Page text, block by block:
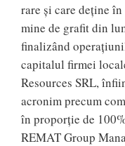
rare şi care deţine
mine de grafit din
finalizând
capitalul firmei
Resources SRL,
acronim precum
în proporţie de
REMAT Group